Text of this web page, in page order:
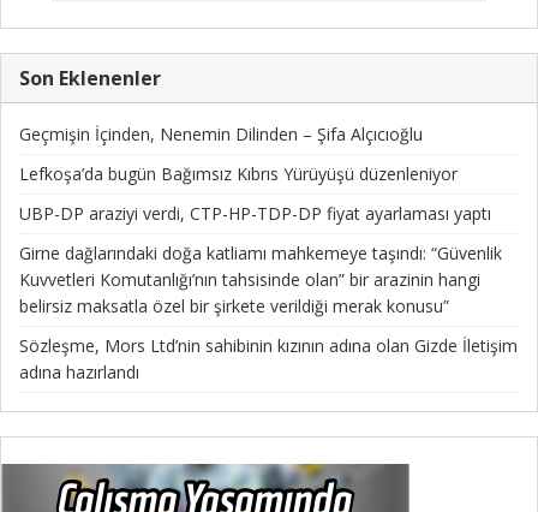
Son Eklenenler
Geçmişin İçinden, Nenemin Dilinden – Şifa Alçıcıoğlu
Lefkoşa’da bugün Bağımsız Kıbrıs Yürüyüşü düzenleniyor
UBP-DP araziyi verdi, CTP-HP-TDP-DP fiyat ayarlaması yaptı
Girne dağlarındaki doğa katliamı mahkemeye taşındı: “Güvenlik
Kuvvetleri Komutanlığı’nın tahsisinde olan” bir arazinin hangi
belirsiz maksatla özel bir şirkete verildiği merak konusu”
Sözleşme, Mors Ltd’nin sahibinin kızının adına olan Gizde İletişim
adına hazırlandı